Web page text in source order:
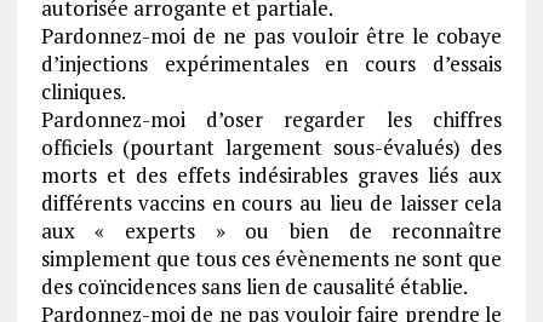
autorisée arrogante et partiale.
Pardonnez-moi de ne pas vouloir être le cobaye
d’injections expérimentales en cours d’essais
cliniques.
Pardonnez-moi d’oser regarder les chiffres
officiels (pourtant largement sous-évalués) des
morts et des effets indésirables graves liés aux
différents vaccins en cours au lieu de laisser cela
aux « experts » ou bien de reconnaître
simplement que tous ces évènements ne sont que
des coïncidences sans lien de causalité établie.
Pardonnez-moi de ne pas vouloir faire prendre le